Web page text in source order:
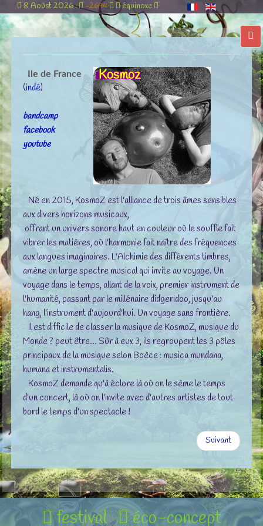
8 Aoûst 2026 : -2694 équinoxe
Kosmoz
Ile de France
(indé)
bandcamp
facebook
youtube
Né en 2015, KosmoZ est l'alliance de trois âmes sensibles
aux divers horizons musicaux,
offrant un univers sonore haut en couleur où le souffle fait
vibrer les matières, où l'harmonie fait naître des fréquences
aux langues imaginaires. L'Alchimie des différents timbres,
amène un large spectre musical qui invite au voyage. Un
voyage dans le temps, allant de la voix, premier instrument de
l'humanité, passant par le millénaire didgeridoo, jusqu'au
hang, l'instrument d'aujourd'hui. Un voyage sans frontière.
Il est difficile de classer la musique de KosmoZ, musique du
Monde ? peut être... Sûr à eux 3, ils regroupent les 3 pôles
principaux de la musique selon Boèce : musica mundana,
humana et instrumentalis.
KosmoZ demande qu'à éclore là où on le sème le temps
d'un concert, là où on l'invite avec d'autres artistes de tout
bord le temps d'un spectacle !
Suivant
festival éco-concept